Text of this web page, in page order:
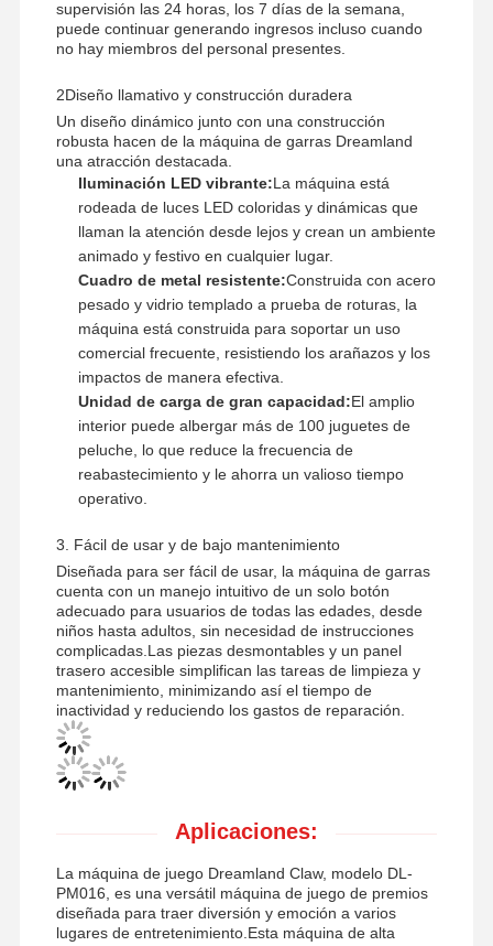
Inicio Productos Videos
Nosotros
Visita A La
Fábrica
Control De
Calidad
Contacto
Todos Los
Casos
Solicitar Una
máquina de juegos para niños
Máquina de juego de carreras de coches
máquina de juego de disparos
Máquina de juego del rescate del boleto
supervisión las 24 horas, los 7 días de la semana,
puede continuar generando ingresos incluso cuando
no hay miembros del personal presentes.
2Diseño llamativo y construcción duradera
Un diseño dinámico junto con una construcción
robusta hacen de la máquina de garras Dreamland
una atracción destacada.
Iluminación LED vibrante:La máquina está
rodeada de luces LED coloridas y dinámicas que
llaman la atención desde lejos y crean un ambiente
animado y festivo en cualquier lugar.
Cuadro de metal resistente:Construida con acero
pesado y vidrio templado a prueba de roturas, la
máquina está construida para soportar un uso
comercial frecuente, resistiendo los arañazos y los
impactos de manera efectiva.
Unidad de carga de gran capacidad:El amplio
interior puede albergar más de 100 juguetes de
peluche, lo que reduce la frecuencia de
reabastecimiento y le ahorra un valioso tiempo
operativo.
3. Fácil de usar y de bajo mantenimiento
Diseñada para ser fácil de usar, la máquina de garras
cuenta con un manejo intuitivo de un solo botón
adecuado para usuarios de todas las edades, desde
niños hasta adultos, sin necesidad de instrucciones
complicadas.Las piezas desmontables y un panel
trasero accesible simplifican las tareas de limpieza y
mantenimiento, minimizando así el tiempo de
inactividad y reduciendo los gastos de reparación.
Aplicaciones:
La máquina de juego Dreamland Claw, modelo DL-
PM016, es una versátil máquina de juego de premios
diseñada para traer diversión y emoción a varios
lugares de entretenimiento.Esta máquina de alta